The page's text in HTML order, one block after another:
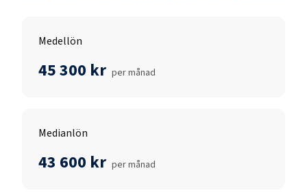
Medellön
45 300 kr per månad
Medianlön
43 600 kr per månad